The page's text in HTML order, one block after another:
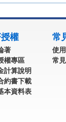
權
著
權專區
計算說明
約書下載
本資料表
常
使
常